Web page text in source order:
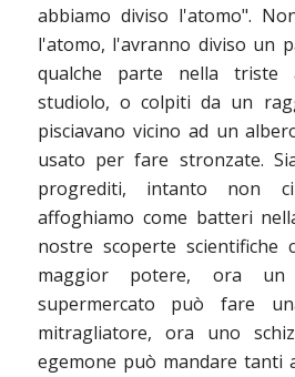
abbiamo diviso l'atomo".
l'atomo, l'avranno diviso un
qualche parte nella triste
studiolo, o colpiti da un
pisciavano vicino ad un
usato per fare stronzate.
progrediti, intanto non
affoghiamo come batteri
nostre scoperte scientifiche
maggior potere, ora
supermercato può fare
mitragliatore, ora uno
egemone può mandare tanti